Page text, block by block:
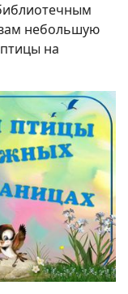
небольшую
на